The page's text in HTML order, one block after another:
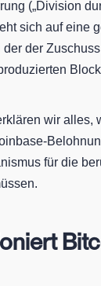
(„Division
sich auf eine
der
wir alles,
für die